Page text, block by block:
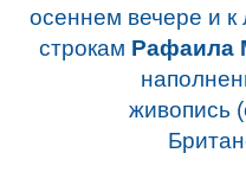
осеннем вечере и
строкам Рафаила
живопись